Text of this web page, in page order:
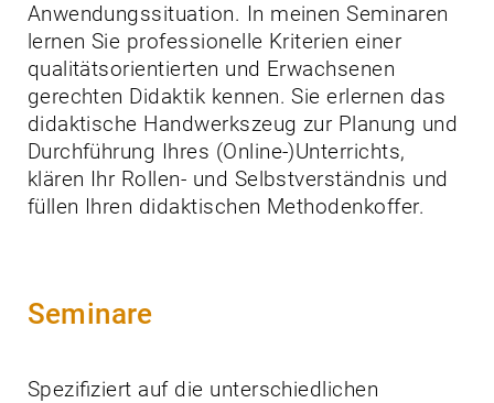
Anwendungssituation. In meinen Seminaren
lernen Sie professionelle Kriterien einer
qualitätsorientierten und Erwachsenen
gerechten Didaktik kennen. Sie erlernen das
didaktische Handwerkszeug zur Planung und
Durchführung Ihres (Online-)Unterrichts,
klären Ihr Rollen- und Selbstverständnis und
füllen Ihren didaktischen Methodenkoffer.
Seminare
Spezifiziert auf die unterschiedlichen